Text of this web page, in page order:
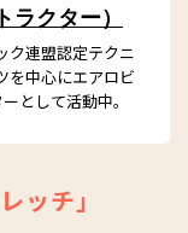
クター）
ク連盟認定テクニ
を中心にエアロビ
として活動中。
ッチ」